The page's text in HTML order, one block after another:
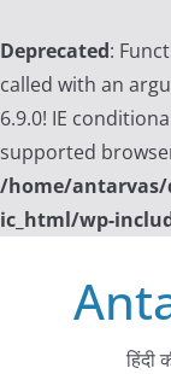
Deprecated:
called with an
6.9.0! IE
supported
/home/
ic_html/wp-
हिंदी